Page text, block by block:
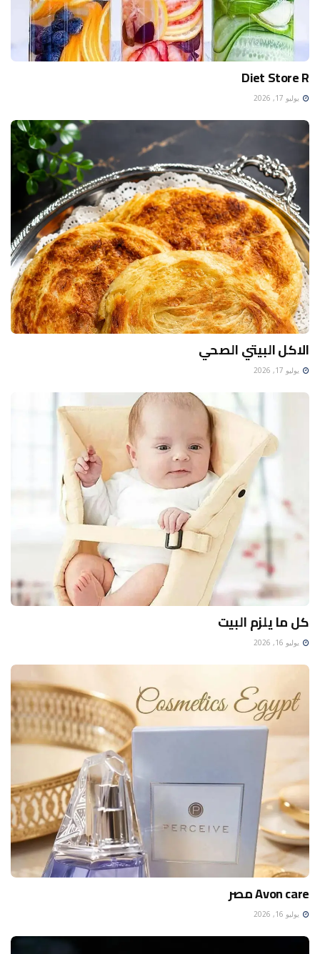
Diet Store R
يوليو 17, 2026
الاكل البيتي الصحي
يوليو 17, 2026
كل ما يلزم البيت
يوليو 16, 2026
Avon care مصر
يوليو 16, 2026